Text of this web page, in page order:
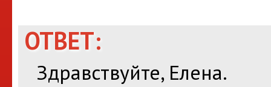
ОТВЕТ:
Здравствуйте, Елена.